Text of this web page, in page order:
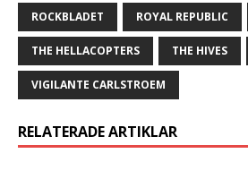
ROCKBLADET ROYAL REPUBLIC
THE HELLACOPTERS THE HIVES
VIGILANTE CARLSTROEM
RELATERADE ARTIKLAR